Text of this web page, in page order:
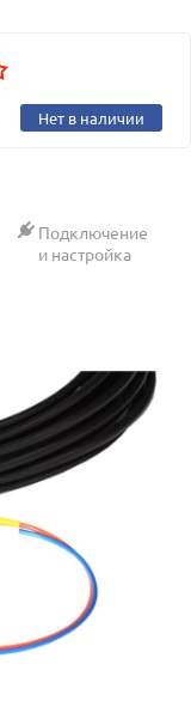
Нет в наличии
Подключение
и настройка